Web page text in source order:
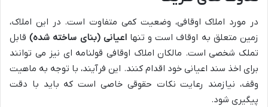
در مورد املاک اوقافی، وضعیت کمی متفاوت است. در این املاک،
زمین متعلق به اوقاف است و تنهااعیانی (بنای ساخته شده)قابل
تملک شخصی است. مالکان املاک اوقافی قولنامه ای نیز می توانند
برای اخذ سند اعیانی خود اقدام کنند. این فرآیند، با توجه به ماهیت
وقف، نیازمند رعایت نکات حقوقی خاصی است که باید با دقت
پیگیری شود.